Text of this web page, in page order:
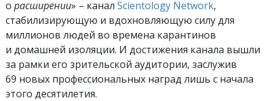
о расширении» – канал Scientology Network,
стабилизирующую и вдохновляющую силу для
миллионов людей во времена карантинов
и домашней изоляции. И достижения канала вышли
за рамки его зрительской аудитории, заслужив
69 новых профессиональных наград лишь с начала
этого десятилетия.